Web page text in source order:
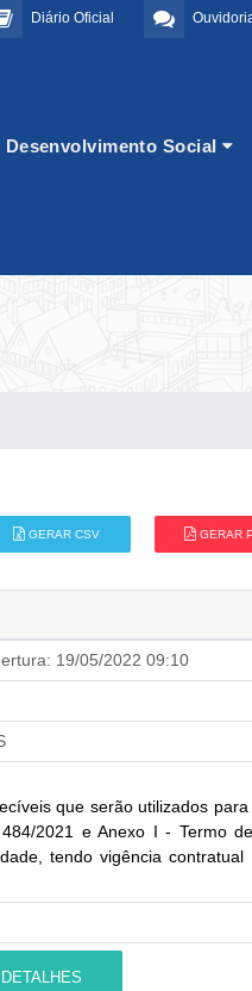
Diário Oficial
Desenvolvimento Social
GERAR CSV GERAR
19/05/2022 09:10
que serão utilizados
2021 e Anexo I - Termo
tendo vigência